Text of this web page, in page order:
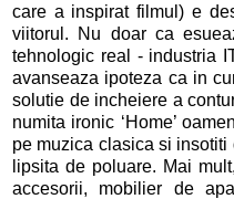
care a inspirat filmul) e
viitorul. Nu doar ca
tehnologic real - industria
avanseaza ipoteza ca in
solutie de incheiere a
numita ironic ‘Home’
pe muzica clasica si
lipsita de poluare. Mai
accesorii, mobilier de